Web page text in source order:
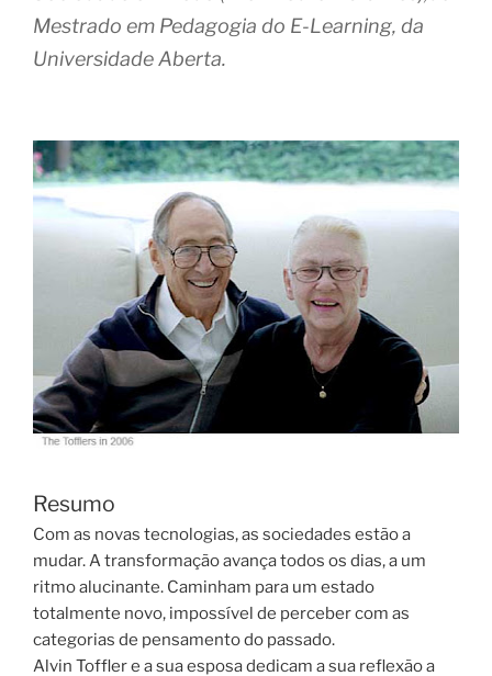
Mestrado em Pedagogia do E-Learning, da
Universidade Aberta.
Resumo
Com as novas tecnologias, as sociedades estão a
mudar. A transformação avança todos os dias, a um
ritmo alucinante. Caminham para um estado
totalmente novo, impossível de perceber com as
categorias de pensamento do passado.
Alvin Toffler e a sua esposa dedicam a sua reflexão a